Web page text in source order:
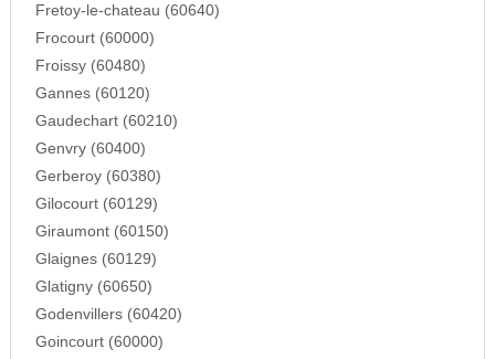
Fretoy-le-chateau (60640)
Frocourt (60000)
Froissy (60480)
Gannes (60120)
Gaudechart (60210)
Genvry (60400)
Gerberoy (60380)
Gilocourt (60129)
Giraumont (60150)
Glaignes (60129)
Glatigny (60650)
Godenvillers (60420)
Goincourt (60000)